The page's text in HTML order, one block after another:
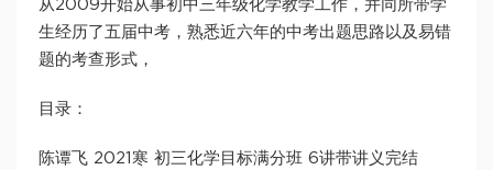
从2009开始从事初中三年级化学教学工作，并同所带学
生经历了五届中考，熟悉近六年的中考出题思路以及易错
题的考查形式，
目录：
陈谭飞 2021寒 初三化学目标满分班 6讲带讲义完结